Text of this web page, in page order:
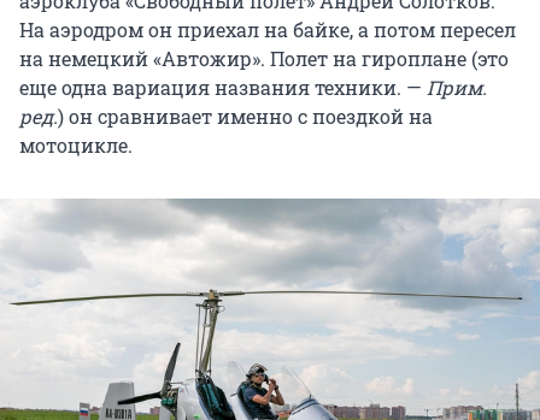
На аэродром он приехал на байке, а потом пересел
на немецкий «Автожир». Полет на гироплане (это
еще одна вариация названия техники. — Прим.
ред.) он сравнивает именно с поездкой на
мотоцикле.